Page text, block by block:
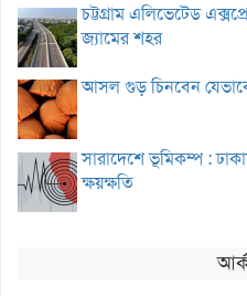
চট্টগ্রাম এলিভেটেড
জ্যামের শহর
আসল গুড় চিনবেন
সারাদেশে ভূমিকম্প :
ক্ষয়ক্ষতি